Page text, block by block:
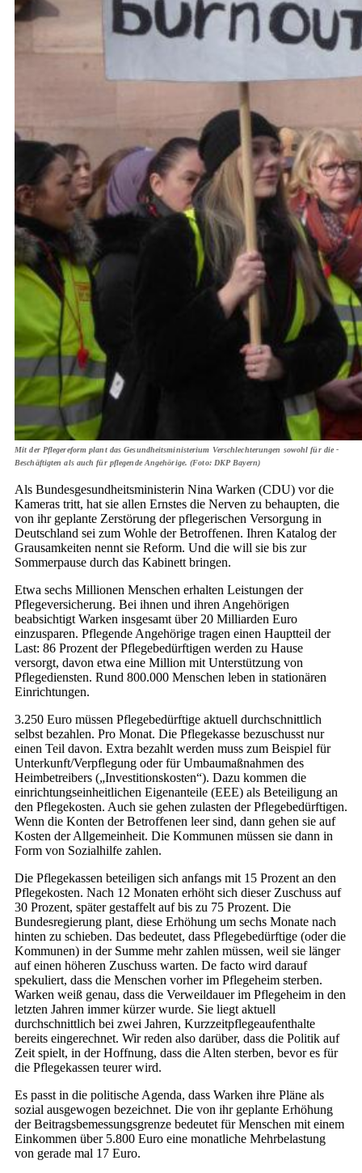
Mit der Pflegereform plant das Gesundheitsministerium Verschlechterungen sowohl für die ­
Beschäftigten als auch für pflegende Angehörige. (Foto: DKP Bayern)
Als Bundesgesundheitsministerin Nina Warken (CDU) vor die
Kameras tritt, hat sie allen Ernstes die Nerven zu behaupten, die
von ihr geplante Zerstörung der pflegerischen Versorgung in
Deutschland sei zum Wohle der Betroffenen. Ihren Katalog der
Grausamkeiten nennt sie Reform. Und die will sie bis zur
Sommerpause durch das Kabinett bringen.
Etwa sechs Millionen Menschen erhalten Leistungen der
Pflegeversicherung. Bei ihnen und ihren Angehörigen
beabsichtigt Warken insgesamt über 20 Milliarden Euro
einzusparen. Pflegende Angehörige tragen einen Hauptteil der
Last: 86 Prozent der Pflegebedürftigen werden zu Hause
versorgt, davon etwa eine Million mit Unterstützung von
Pflegediensten. Rund 800.000 Menschen leben in stationären
Einrichtungen.
3.250 Euro müssen Pflegebedürftige aktuell durchschnittlich
selbst bezahlen. Pro Monat. Die Pflegekasse bezuschusst nur
einen Teil davon. Extra bezahlt werden muss zum Beispiel für
Unterkunft/Verpflegung oder für Umbaumaßnahmen des
Heimbetreibers („Investitionskosten“). Dazu kommen die
einrichtungseinheitlichen Eigenanteile (EEE) als Beteiligung an
den Pflegekosten. Auch sie gehen zulasten der Pflegebedürftigen.
Wenn die Konten der Betroffenen leer sind, dann gehen sie auf
Kosten der Allgemeinheit. Die Kommunen müssen sie dann in
Form von Sozialhilfe zahlen.
Die Pflegekassen beteiligen sich anfangs mit 15 Prozent an den
Pflegekosten. Nach 12 Monaten erhöht sich dieser Zuschuss auf
30 Prozent, später gestaffelt auf bis zu 75 Prozent. Die
Bundesregierung plant, diese Erhöhung um sechs Monate nach
hinten zu schieben. Das bedeutet, dass Pflegebedürftige (oder die
Kommunen) in der Summe mehr zahlen müssen, weil sie länger
auf einen höheren Zuschuss warten. De facto wird darauf
spekuliert, dass die Menschen vorher im Pflegeheim sterben.
Warken weiß genau, dass die Verweildauer im Pflegeheim in den
letzten Jahren immer kürzer wurde. Sie liegt aktuell
durchschnittlich bei zwei Jahren, Kurzzeitpflegeaufenthalte
bereits eingerechnet. Wir reden also darüber, dass die Politik auf
Zeit spielt, in der Hoffnung, dass die Alten sterben, bevor es für
die Pflegekassen teurer wird.
Es passt in die politische Agenda, dass Warken ihre Pläne als
sozial ausgewogen bezeichnet. Die von ihr geplante Erhöhung
der Beitragsbemessungsgrenze bedeutet für Menschen mit einem
Einkommen über 5.800 Euro eine monatliche Mehrbelastung
von gerade mal 17 Euro.